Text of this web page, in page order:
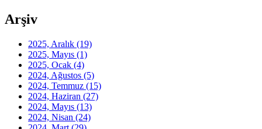
Arşiv
2025, Aralık (19)
2025, Mayıs (1)
2025, Ocak (4)
2024, Ağustos (5)
2024, Temmuz (15)
2024, Haziran (27)
2024, Mayıs (13)
2024, Nisan (24)